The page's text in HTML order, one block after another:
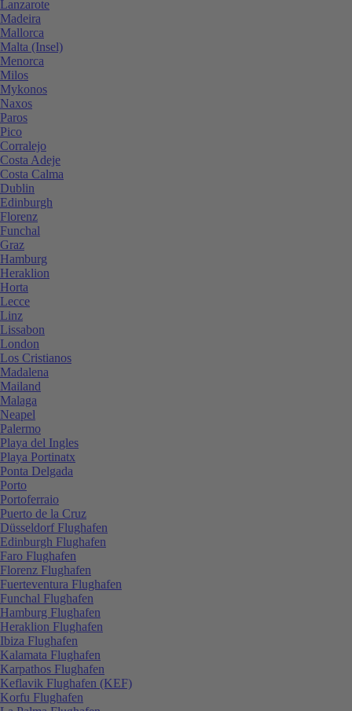
Lanzarote
Madeira
Mallorca
Malta (Insel)
Menorca
Milos
Mykonos
Naxos
Paros
Pico
Corralejo
Costa Adeje
Costa Calma
Dublin
Edinburgh
Florenz
Funchal
Graz
Hamburg
Heraklion
Horta
Lecce
Linz
Lissabon
London
Los Cristianos
Madalena
Mailand
Malaga
Neapel
Palermo
Playa del Ingles
Playa Portinatx
Ponta Delgada
Porto
Portoferraio
Puerto de la Cruz
Düsseldorf Flughafen
Edinburgh Flughafen
Faro Flughafen
Florenz Flughafen
Fuerteventura Flughafen
Funchal Flughafen
Hamburg Flughafen
Heraklion Flughafen
Ibiza Flughafen
Kalamata Flughafen
Karpathos Flughafen
Keflavik Flughafen (KEF)
Korfu Flughafen